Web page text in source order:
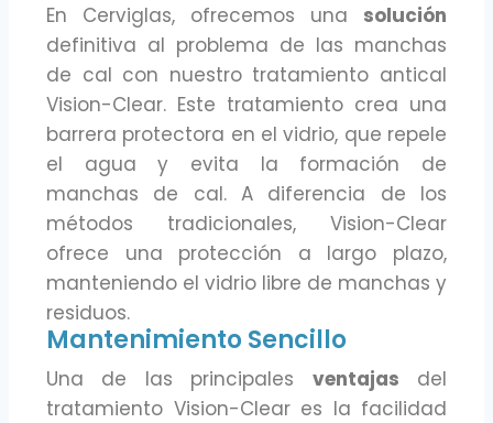
En Cerviglas, ofrecemos una solución
definitiva al problema de las manchas
de cal con nuestro tratamiento antical
Vision-Clear. Este tratamiento crea una
barrera protectora en el vidrio, que repele
el agua y evita la formación de
manchas de cal. A diferencia de los
métodos tradicionales, Vision-Clear
ofrece una protección a largo plazo,
manteniendo el vidrio libre de manchas y
residuos.
Mantenimiento Sencillo
Una de las principales ventajas del
tratamiento Vision-Clear es la facilidad